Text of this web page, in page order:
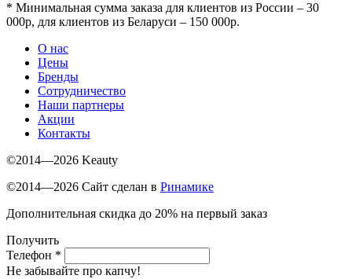
* Минимальная сумма заказа для клиентов из России – 30
000р, для клиентов из Беларуси – 150 000р.
О нас
Цены
Бренды
Сотрудничество
Наши партнеры
Акции
Контакты
©2014—2026 Keauty
©2014—2026 Сайт сделан в Ринамике
Дополнительная скидка до 20% на первый заказ
Получить
Телефон *
Не забывайте про капчу!